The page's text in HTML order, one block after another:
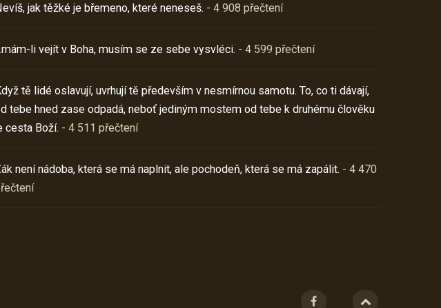
jak těžké je břemeno, které neneseš. - 4 908 přečtení
li vejít v Boha, musím se ze sebe vysvléci. - 4 599 přečtení
tě lidé oslavují, uvrhují tě především v nesmírnou samotu. To, co ti dávají,
tebe hned zase odpadá, neboť jediným mostem od tebe k druhému člověku
cesta Boží. - 4 511 přečtení
není nádoba, která se má naplnit, ale pochodeň, která se má zapálit. - 4 470